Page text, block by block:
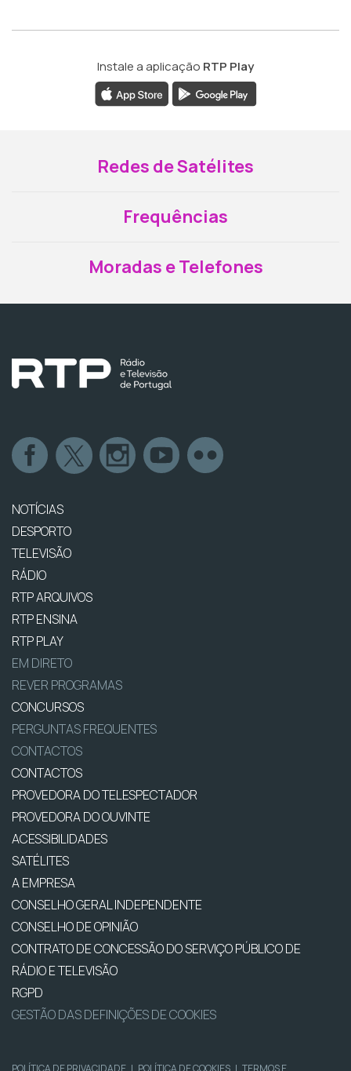
Instale a aplicação RTP Play
Redes de Satélites
Frequências
Moradas e Telefones
NOTÍCIAS
DESPORTO
TELEVISÃO
RÁDIO
RTP ARQUIVOS
RTP ENSINA
RTP PLAY
EM DIRETO
REVER PROGRAMAS
CONCURSOS
PERGUNTAS FREQUENTES
CONTACTOS
CONTACTOS
PROVEDORA DO TELESPECTADOR
PROVEDORA DO OUVINTE
ACESSIBILIDADES
SATÉLITES
A EMPRESA
CONSELHO GERAL INDEPENDENTE
CONSELHO DE OPINIÃO
CONTRATO DE CONCESSÃO DO SERVIÇO PÚBLICO DE
RÁDIO E TELEVISÃO
RGPD
GESTÃO DAS DEFINIÇÕES DE COOKIES
POLÍTICA DE PRIVACIDADE | POLÍTICA DE COOKIES | TERMOS E